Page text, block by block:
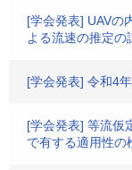
[学会発表] UAVの
よる流速の推定の
[学会発表] 令和4
[学会発表] 等流仮
で有する適用性の